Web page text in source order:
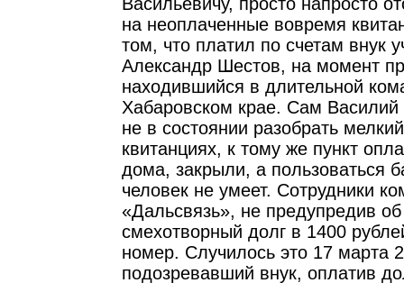
на неоплаченные вовремя
том, что платил по счетам внук
Александр Шестов, на момент
находившийся в длительной
Хабаровском крае. Сам Василий
не в состоянии разобрать
квитанциях, к тому же пункт
дома, закрыли, а пользоваться
человек не умеет. Сотрудники
«Дальсвязь», не предупредив
смехотворный долг в 1400
номер. Случилось это 17 марта
подозревавший внук, оплатив